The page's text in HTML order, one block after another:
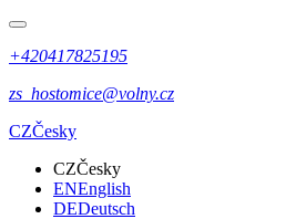
+420417825195
zs_hostomice@volny.cz
CZČesky
CZČesky
ENEnglish
DEDeutsch